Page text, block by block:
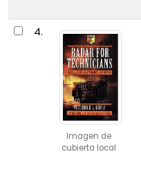
4.
Imagen de
cubierta local